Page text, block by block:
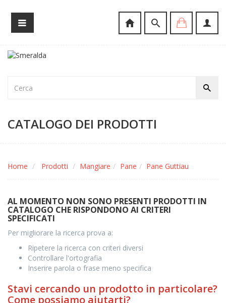
CATALOGO DEI PRODOTTI
Home Prodotti Mangiare Pane Pane Guttiau
AL MOMENTO NON SONO PRESENTI PRODOTTI IN
CATALOGO CHE RISPONDONO AI CRITERI
SPECIFICATI
Per migliorare la ricerca prova a:
Ripetere la ricerca con criteri diversi
Controllare l'ortografia
Inserire parola o frase meno specifica
Stavi cercando un prodotto in particolare?
Come possiamo aiutarti?